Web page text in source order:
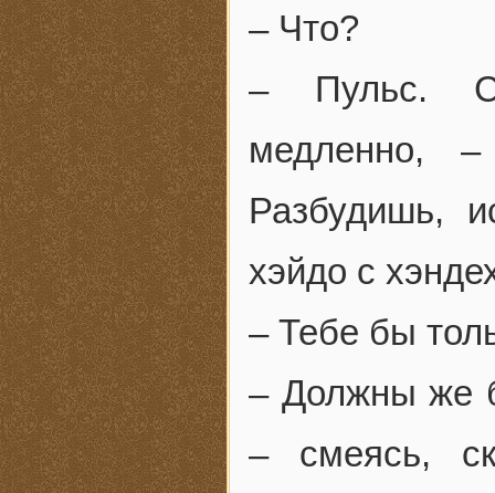
– Что?
– Пульс.
медленно,
Разбудишь,
хэйдо с
– Тебе бы
– Должны же
– смеясь,